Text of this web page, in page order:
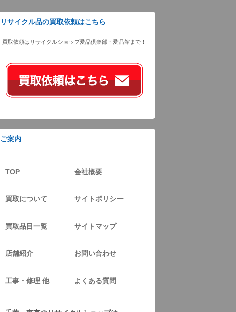
リサイクル品の買取依頼はこちら
買取依頼はリサイクルショップ愛品倶楽部・愛品館まで！
ご案内
TOP 会社概要
買取について サイトポリシー
買取品目一覧 サイトマップ
店舗紹介 お問い合わせ
工事・修理 他 よくある質問